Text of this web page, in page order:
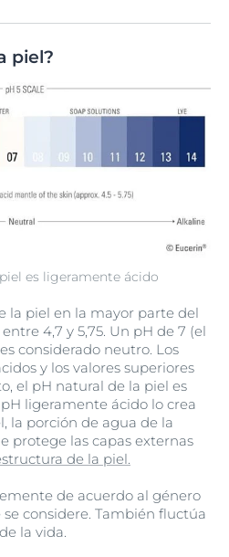
piel?
es ligeramente ácido
la piel en la mayor parte del
4,7 y 5,75. Un pH de 7 (el
considerado neutro. Los
y los valores superiores
el pH natural de la piel es
ligeramente ácido lo crea
la porción de agua de la
protege las capas externas
de la piel.
de acuerdo al género
considere. También fluctúa
la vida.